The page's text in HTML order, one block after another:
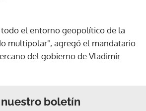
todo el entorno geopolítico de la
multipolar", agregó el mandatario
del gobierno de Vladimir
boletín